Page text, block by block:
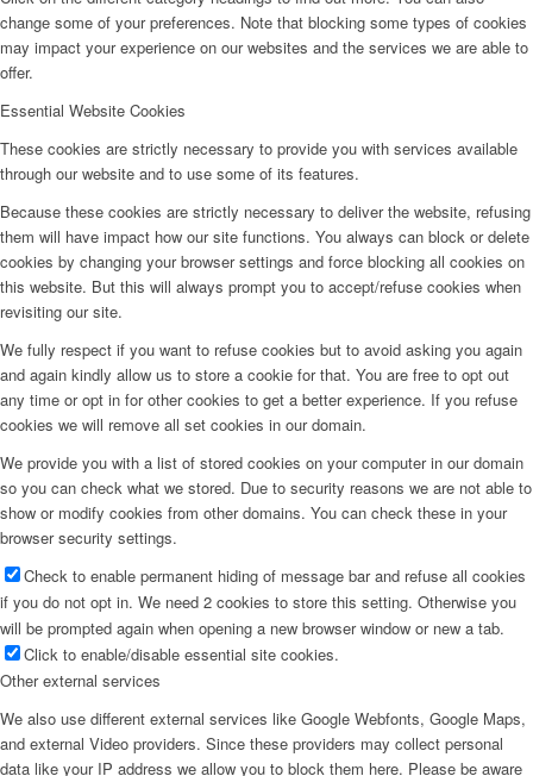
change some of your preferences. Note that blocking some types of cookies
may impact your experience on our websites and the services we are able to
offer.
Essential Website Cookies
These cookies are strictly necessary to provide you with services available
through our website and to use some of its features.
Because these cookies are strictly necessary to deliver the website, refusing
them will have impact how our site functions. You always can block or delete
cookies by changing your browser settings and force blocking all cookies on
this website. But this will always prompt you to accept/refuse cookies when
revisiting our site.
We fully respect if you want to refuse cookies but to avoid asking you again
and again kindly allow us to store a cookie for that. You are free to opt out
any time or opt in for other cookies to get a better experience. If you refuse
cookies we will remove all set cookies in our domain.
We provide you with a list of stored cookies on your computer in our domain
so you can check what we stored. Due to security reasons we are not able to
show or modify cookies from other domains. You can check these in your
browser security settings.
Check to enable permanent hiding of message bar and refuse all cookies
if you do not opt in. We need 2 cookies to store this setting. Otherwise you
will be prompted again when opening a new browser window or new a tab.
Click to enable/disable essential site cookies.
Other external services
We also use different external services like Google Webfonts, Google Maps,
and external Video providers. Since these providers may collect personal
data like your IP address we allow you to block them here. Please be aware